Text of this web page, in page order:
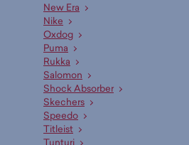
New Era
Nike
Oxdog
Puma
Rukka
Salomon
Shock Absorber
Skechers
Speedo
Titleist
Tunturi